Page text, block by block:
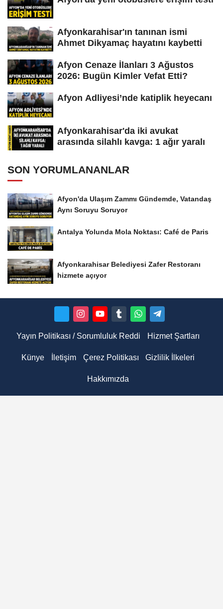
Afyonkarahisar'ın tanınan ismi
Ahmet Dikyamaç hayatını kaybetti
Afyon Cenaze İlanları 3 Ağustos
2026: Bugün Kimler Vefat Etti?
Afyon Adliyesi’nde katiplik heyecanı
Afyonkarahisar'da iki avukat
arasında silahlı kavga: 1 ağır yaralı
SON YORUMLANANLAR
Afyon'da Ulaşım Zammı Gündemde, Vatandaş
Aynı Soruyu Soruyor
Antalya Yolunda Mola Noktası: Café de Paris
Afyonkarahisar Belediyesi Zafer Restoranı
hizmete açıyor
Yayın Politikası / Sorumluluk Reddi Hizmet Şartları
Künye İletişim Çerez Politikası Gizlilik İlkeleri
Hakkımızda